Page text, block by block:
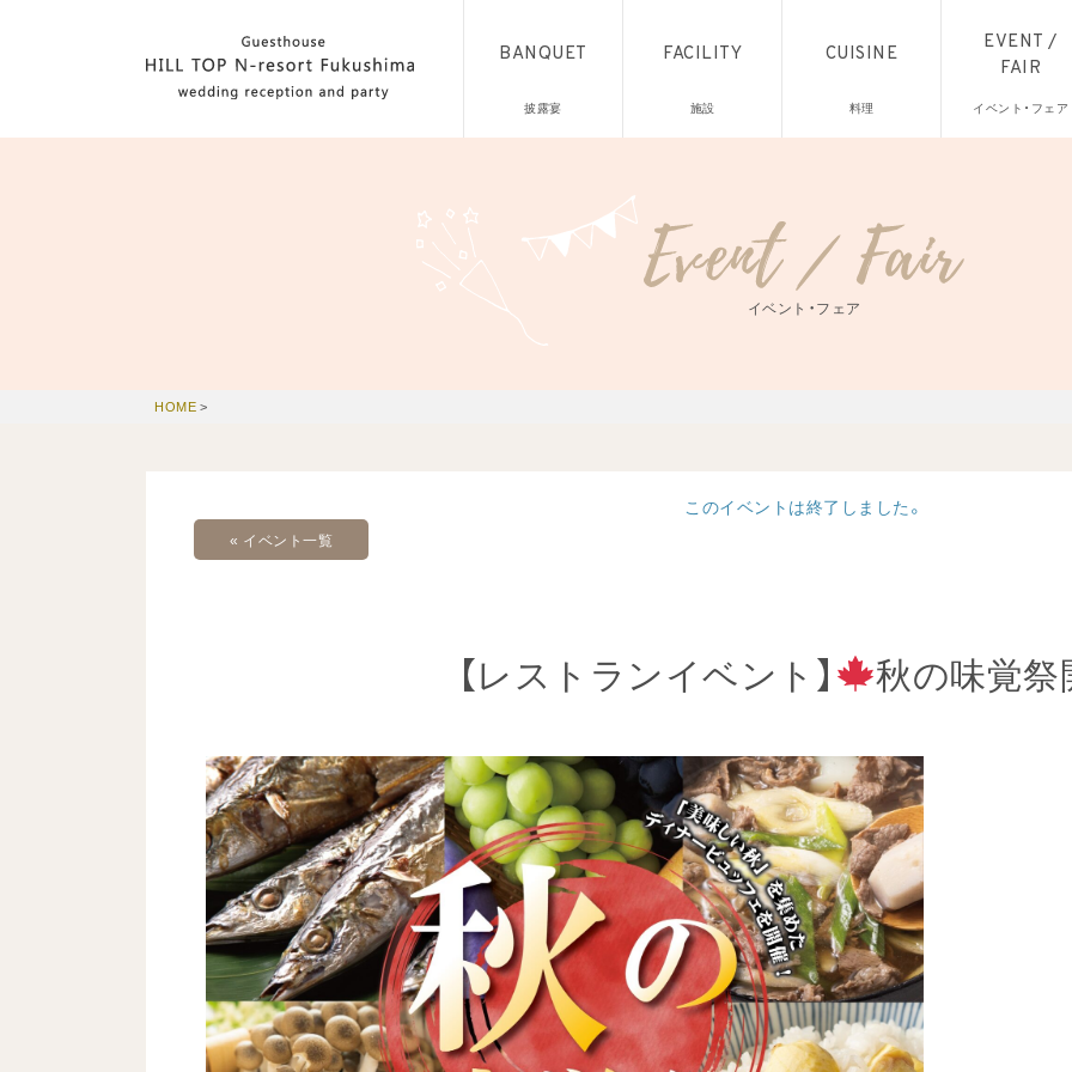
BANQUET
披露宴
FACILITY
施設
CUISINE
料理
EVENT /
FAIR
イベント・フェア
イベント・フェア
HOME>
« イベント一覧
このイベントは終了しました。
【レストランイベント】 秋の味覚祭